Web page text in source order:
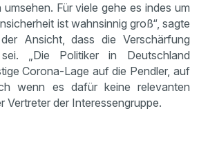
Für viele gehe es indes um
ist wahnsinnig groß“, sagte
Ansicht, dass die Verschärfung
„Die Politiker in Deutschland
Corona-Lage auf die Pendler, auf
wenn es dafür keine relevanten
Vertreter der Interessengruppe.